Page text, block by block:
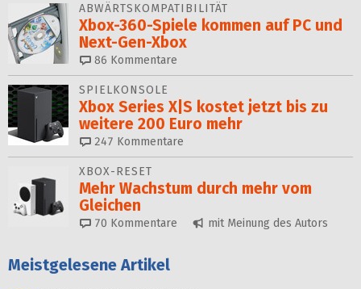
ABWÄRTSKOMPATIBILITÄT
Xbox-360-Spiele kommen auf PC und
Next-Gen-Xbox
86 Kommentare
SPIELKONSOLE
Xbox Series X|S kostet jetzt bis zu
weitere 200 Euro mehr
247 Kommentare
XBOX-RESET
Mehr Wachstum durch mehr vom
Gleichen
70 Kommentare mit Meinung des Autors
Meistgelesene Artikel